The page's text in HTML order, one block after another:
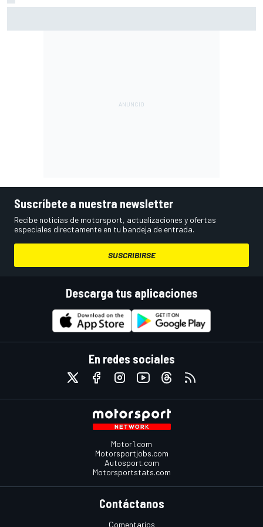
Suscríbete a nuestra newsletter
Recibe noticias de motorsport, actualizaciones y ofertas
especiales directamente en tu bandeja de entrada.
SUSCRIBIRSE
Descarga tus aplicaciones
En redes sociales
Motor1.com
Motorsportjobs.com
Autosport.com
Motorsportstats.com
Contáctanos
Comentarios